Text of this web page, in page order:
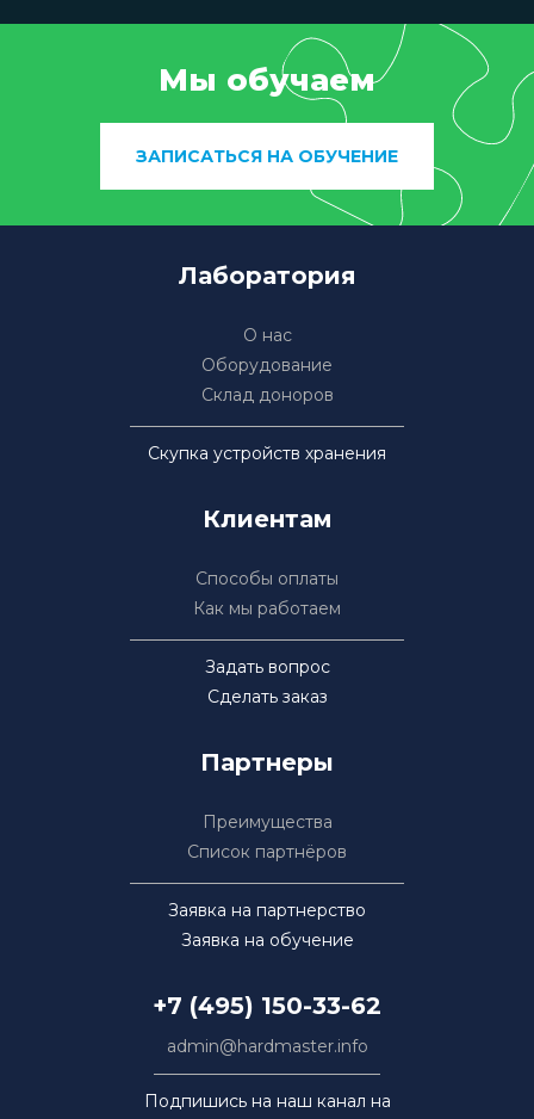
Мы обучаем
ЗАПИСАТЬСЯ НА ОБУЧЕНИЕ
Лаборатория
О нас
Оборудование
Склад доноров
Скупка устройств хранения
Клиентам
Способы оплаты
Как мы работаем
Задать вопрос
Сделать заказ
Партнеры
Преимущества
Список партнёров
Заявка на партнерство
Заявка на обучение
+7 (495) 150-33-62
admin@hardmaster.info
Подпишись на наш канал на